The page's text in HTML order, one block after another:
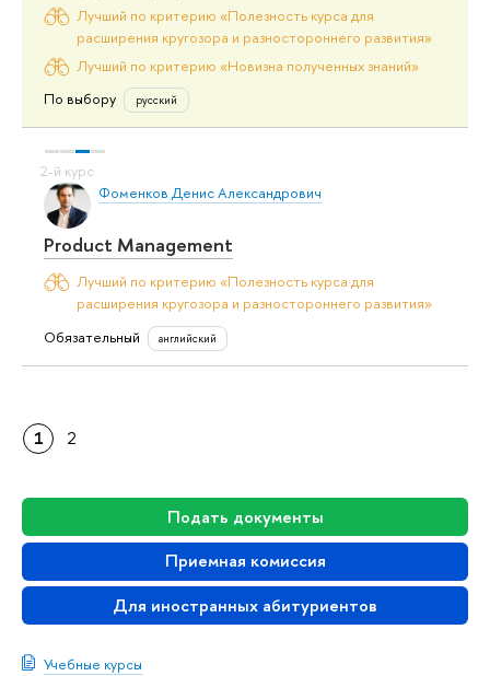
Подать документы
Приемная комиссия
Для иностранных абитуриентов
Учебные курсы
Лучший по критерию «Полезность курса для
расширения кругозора и разностороннего развития»
Лучший по критерию «Новизна полученных знаний»
По выбору
русский
Фоменков Денис Александрович
Product Management
Лучший по критерию «Полезность курса для
расширения кругозора и разностороннего развития»
Обязательный
английский
1 2